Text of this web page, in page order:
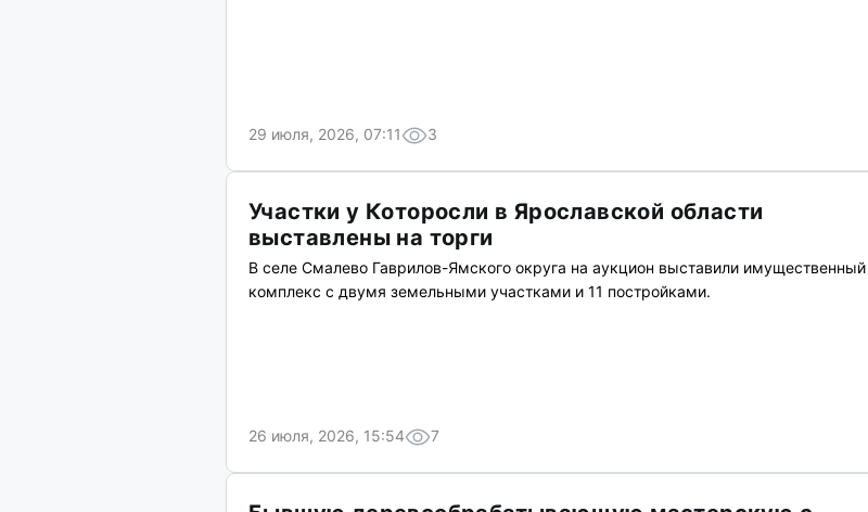
29 июля, 2026, 07:11 3
Участки у Которосли в Ярославской области
выставлены на торги
В селе Смалево Гаврилов-Ямского округа на аукцион выставили имущественный
комплекс с двумя земельными участками и 11 постройками.
26 июля, 2026, 15:54 7